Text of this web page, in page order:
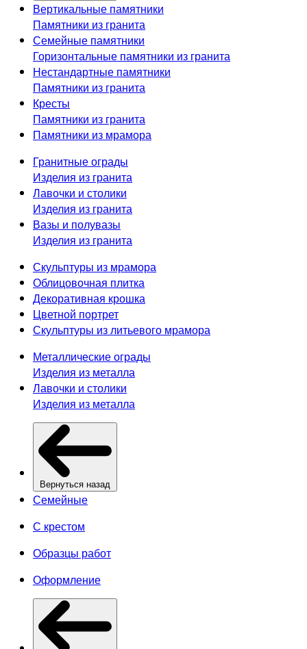
Вертикальные памятники
Памятники из гранита
Семейные памятники
Горизонтальные памятники из гранита
Нестандартные памятники
Памятники из гранита
Кресты
Памятники из гранита
Памятники из мрамора
Гранитные ограды
Изделия из гранита
Лавочки и столики
Изделия из гранита
Вазы и полувазы
Изделия из гранита
Скульптуры из мрамора
Облицовочная плитка
Декоративная крошка
Цветной портрет
Скульптуры из литьевого мрамора
Металлические ограды
Изделия из металла
Лавочки и столики
Изделия из металла
Вернуться назад
Семейные
С крестом
Образцы работ
Оформление